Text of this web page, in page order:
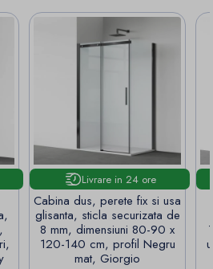
Livrare in 24 ore
Cabina dus, perete fix si usa
glisanta, sticla securizata de
8 mm, dimensiuni 80-90 x
120-140 cm, profil Negru
mat, Giorgio